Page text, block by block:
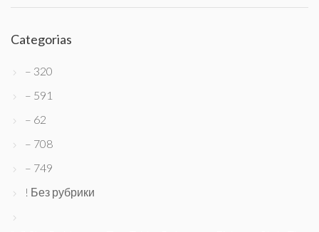
Categorias
– 320
– 591
– 62
– 708
– 749
! Без рубрики